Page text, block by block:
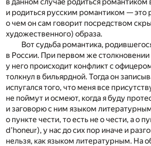
и родиться русским романтиком — это
о чем он сам говорит посредством
художественного) образа.
Вот судьба романтика,
в России. При первом же
у него происходит конфликт с
толкнул в бильярдной. Тогда он
испугался того, что меня все
не поймут и осмеют, когда я буду
и заговорю с ним языком
о пункте чести, то есть не о чести, а о
d’honeur), у нас до сих пор иначе и
нельзя, как языком литературным. На